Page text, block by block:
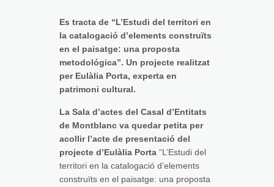
Es tracta de “L’Estudi del territori en
la catalogació d’elements construïts
en el paisatge: una proposta
metodológica”. Un projecte realitzat
per Eulàlia Porta, experta en
patrimoni cultural.
La Sala d’actes del Casal d’Entitats
de Montblanc va quedar petita per
acollir l’acte de presentació del
projecte d’Eulàlia Porta “L’Estudi del
territori en la catalogació d’elements
construïts en el paisatge: una proposta